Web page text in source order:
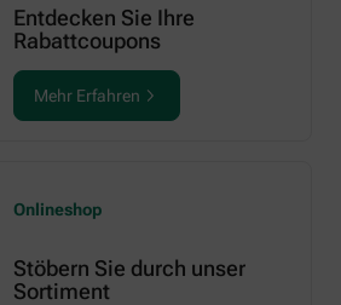
Entdecken Sie Ihre
Rabattcoupons
Mehr Erfahren
Onlineshop
Stöbern Sie durch unser
Sortiment